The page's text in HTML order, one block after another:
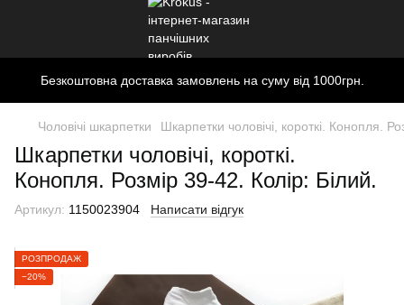
Безкоштовна доставка замовлень на суму від 1000грн.
Чоловічі шкарпетки Шкарпетки чоловічі, короткі. Конопля.
Шкарпетки чоловічі, короткі.
Конопля. Розмір 39-42. Колір: Білий.
Артикул: 1150023904 Написати відгук
РОЗПРОДАЖ
−20%